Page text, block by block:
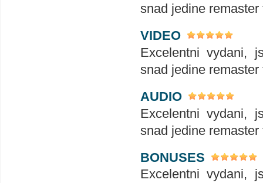
snad jedine
VIDEO
Excelentni vydani,
snad jedine
AUDIO
Excelentni vydani,
snad jedine
BONUSES
Excelentni vydani,